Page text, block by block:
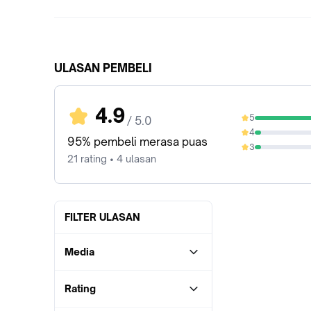
ULASAN PEMBELI
4.9 / 5.0
95% pembeli merasa puas
21 rating • 4 ulasan
5
90.48%
4
4.76%
3
4.76%
FILTER ULASAN
Media
Rating